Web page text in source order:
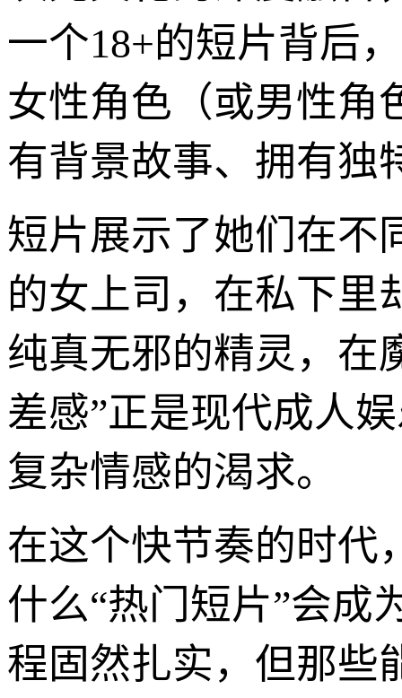
一个18+的短片背后
女性角色（或男性角
有背景故事、拥有独
短片展示了她们在不
的女上司，在私下里
纯真无邪的精灵，在
差感”正是现代成人
复杂情感的渴求。
在这个快节奏的时代
什么“热门短片”会成
程固然扎实，但那些